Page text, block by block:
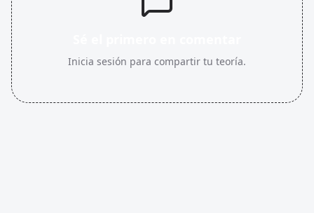
Inicia sesión para compartir tu teoría.